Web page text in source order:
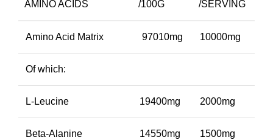
AMINO ACIDS /100G /SERVING
Amino Acid Matrix 97010mg 10000mg
Of which:
L-Leucine 19400mg 2000mg
Beta-Alanine 14550mg 1500mg